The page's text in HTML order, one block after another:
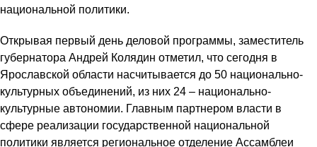
национальной политики.
Открывая первый день деловой программы, заместитель
губернатора Андрей Колядин отметил, что сегодня в
Ярославской области насчитывается до 50 национально-
культурных объединений, из них 24 – национально-
культурные автономии. Главным партнером власти в
сфере реализации государственной национальной
политики является региональное отделение Ассамблеи